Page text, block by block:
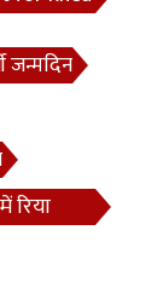
जन्मदिन
रिया